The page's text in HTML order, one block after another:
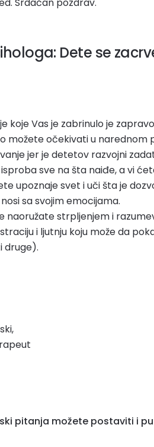
Srdačan pozdrav.
Dete se
koje Vas je zabrinulo je
možete očekivati u narednom
jer je detetov razvojni
sve na šta naiđe, a vi
upoznaje svet i uči šta je
sa svojim emocijama.
naoružate strpljenjem i
i ljutnju koju može da
druge).
pitanja možete postaviti i